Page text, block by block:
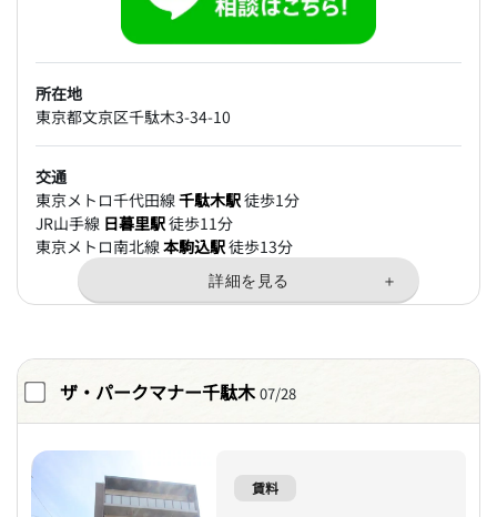
所在地
東京都文京区千駄木3-34-10
交通
東京メトロ千代田線千駄木駅徒歩1分
JR山手線 日暮里駅徒歩11分
東京メトロ南北線本駒込駅徒歩13分
ザ・パークマナー千駄木 07/28
賃料